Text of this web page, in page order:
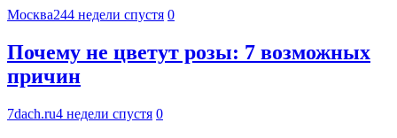
Москва244 недели спустя 0
Почему не цветут розы: 7 возможных
причин
7dach.ru4 недели спустя 0